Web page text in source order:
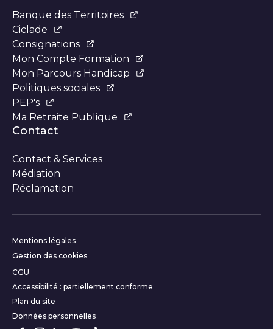
Banque des Territoires
Ciclade
Consignations
Mon Compte Formation
Mon Parcours Handicap
Politiques sociales
PEP's
Ma Retraite Publique
Contact
Contact & Services
Médiation
Réclamation
Informations
Mentions légales
Gestion des cookies
CGU
Accessibilité : partiellement conforme
Plan du site
Données personnelles